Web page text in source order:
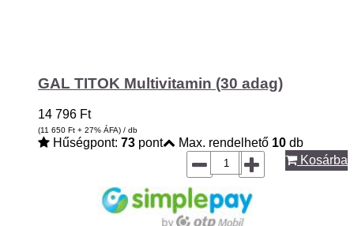
GAL TITOK Multivitamin (30 adag)
14 796 Ft
(11 650 Ft + 27% ÁFA) / db
Hűségpont: 73 pont Max. rendelhető 10 db
Kosárba